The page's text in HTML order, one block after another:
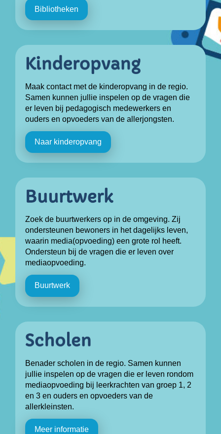
Bibliotheken
Maak contact met de kinderopvang in de regio.
Samen kunnen jullie inspelen op de vragen die
er leven bij pedagogisch medewerkers en
ouders en opvoeders van de allerjongsten.
Naar kinderopvang
Zoek de buurtwerkers op in de omgeving. Zij
ondersteunen bewoners in het dagelijks leven,
waarin media(opvoeding) een grote rol heeft.
Ondersteun bij de vragen die er leven over
mediaopvoeding.
Buurtwerk
Benader scholen in de regio. Samen kunnen
jullie inspelen op de vragen die er leven rondom
mediaopvoeding bij leerkrachten van groep 1, 2
en 3 en ouders en opvoeders van de
allerkleinsten.
Meer informatie